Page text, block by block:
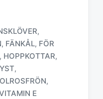
,
, FÄNKÅL, FÖR
, HOPPKOTTAR,
,
,
E